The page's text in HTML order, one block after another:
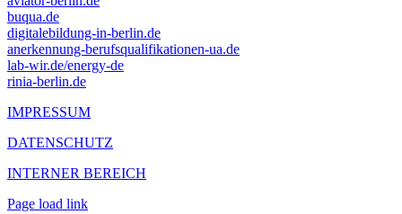
buqua.de
digitalebildung-in-berlin.de
anerkennung-berufsqualifikationen-ua.de
lab-wir.de/energy-de
rinia-berlin.de
IMPRESSUM
DATENSCHUTZ
INTERNER BEREICH
Page load link